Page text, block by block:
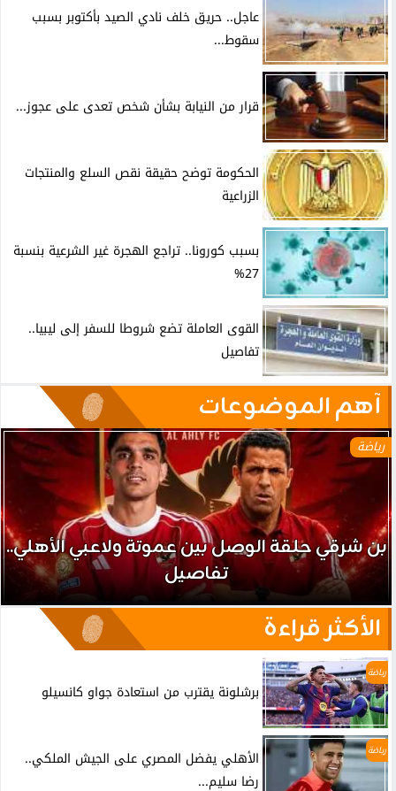
عاجل.. حريق خلف نادي الصيد بأكتوبر بسبب
سقوط...
قرار من النيابة بشأن شخص تعدى على عجوز...
الحكومة توضح حقيقة نقص السلع والمنتجات
الزراعية
بسبب كورونا.. تراجع الهجرة غير الشرعية بنسبة
27%
القوى العاملة تضع شروطا للسفر إلى ليبيا..
تفاصيل
آهم الموضوعات
رياضة
بن شرقي حلقة الوصل بين عموتة ولاعبي الأهلي..
تفاصيل
الأكثر قراءة
رياضة
برشلونة يقترب من استعادة جواو كانسيلو
رياضة
الأهلي يفضل المصري على الجيش الملكي..
رضا سليم...